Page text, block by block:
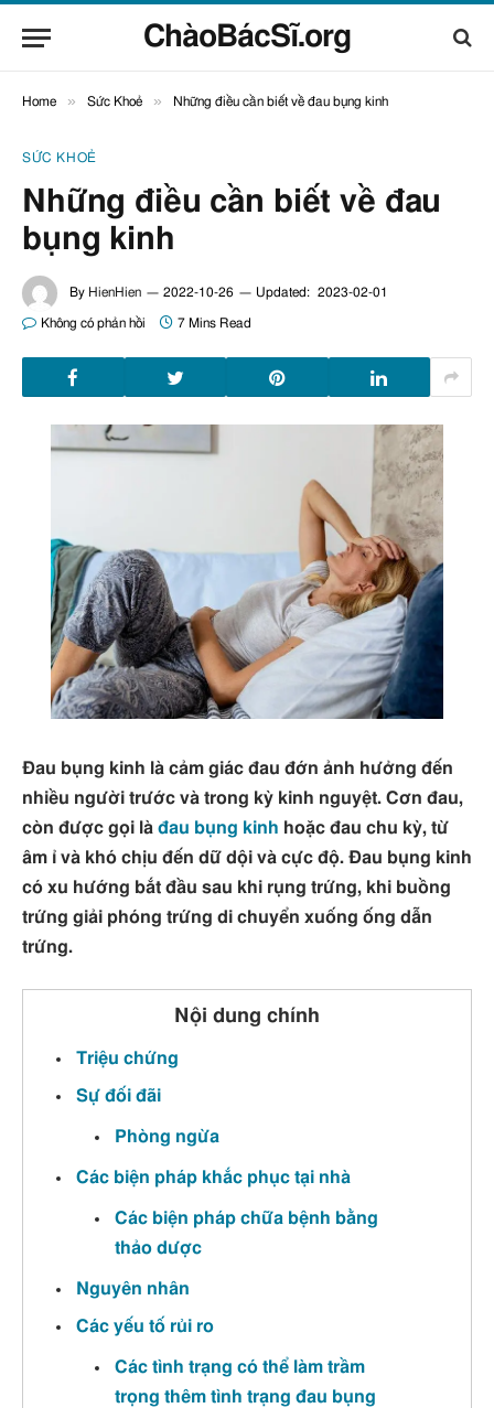
ChàoBácSĩ.org
Home » Sức Khoẻ » Những điều cần biết về đau bụng kinh
SỨC KHOẺ
Những điều cần biết về đau
bụng kinh
By HienHien 2022-10-26 Updated: 2023-02-01
Không có phản hồi 7 Mins Read
Đau bụng kinh là cảm giác đau đớn ảnh hưởng đến
nhiều người trước và trong kỳ kinh nguyệt. Cơn đau,
còn được gọi là đau bụng kinh hoặc đau chu kỳ, từ
âm ỉ và khó chịu đến dữ dội và cực độ. Đau bụng kinh
có xu hướng bắt đầu sau khi rụng trứng, khi buồng
trứng giải phóng trứng di chuyển xuống ống dẫn
trứng.
Nội dung chính
Triệu chứng
Sự đối đãi
Phòng ngừa
Các biện pháp khắc phục tại nhà
Các biện pháp chữa bệnh bằng
thảo dược
Nguyên nhân
Các yếu tố rủi ro
Các tình trạng có thể làm trầm
trọng thêm tình trạng đau bụng